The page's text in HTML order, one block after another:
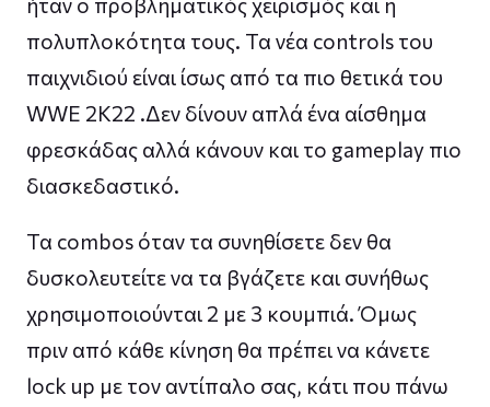
πολυπλοκότητα τους. Τα νέα controls του
παιχνιδιού είναι ίσως από τα πιο θετικά του
WWE 2K22 .Δεν δίνουν απλά ένα αίσθημα
φρεσκάδας αλλά κάνουν και το gameplay πιο
διασκεδαστικό.
Τα combos όταν τα συνηθίσετε δεν θα
δυσκολευτείτε να τα βγάζετε και συνήθως
χρησιμοποιούνται 2 με 3 κουμπιά. Όμως
πριν από κάθε κίνηση θα πρέπει να κάνετε
lock up με τον αντίπαλο σας, κάτι που πάνω